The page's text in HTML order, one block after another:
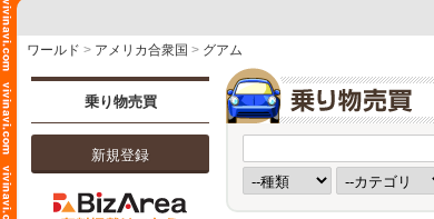
ワールド > アメリカ合衆国 > グアム
乗り物売買
新規登録